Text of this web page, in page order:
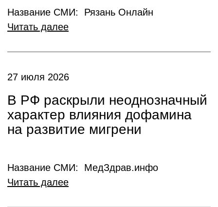
Название СМИ: Рязань Онлайн
Читать далее
27 июля 2026
В РФ раскрыли неоднозначный
характер влияния дофамина
на развитие мигрени
Название СМИ: МедЗдрав.инфо
Читать далее